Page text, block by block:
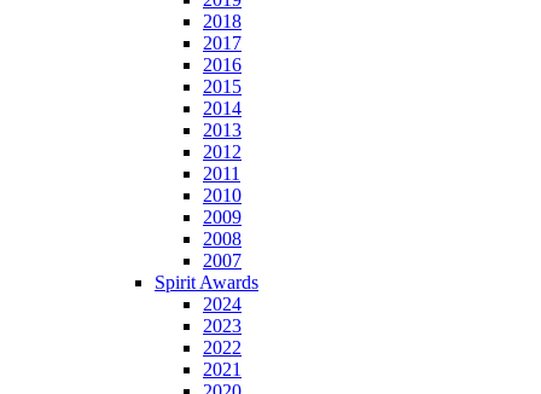
2018
2017
2016
2015
2014
2013
2012
2011
2010
2009
2008
2007
Spirit Awards
2024
2023
2022
2021